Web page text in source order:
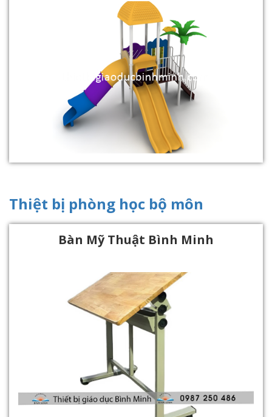
Thiệt bị phòng học bộ môn
Bàn Mỹ Thuật Bình Minh